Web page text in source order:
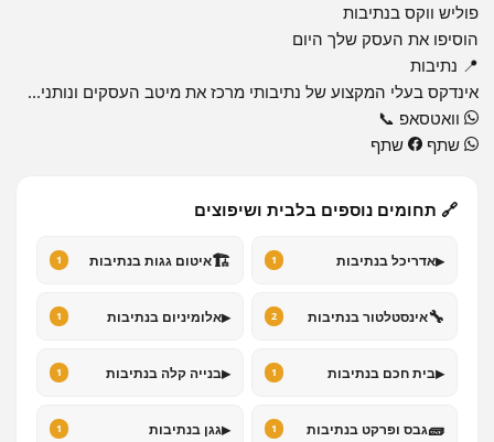
פוליש ווקס בנתיבות
הוסיפו את העסק שלך היום
📍 נתיבות
אינדקס בעלי המקצוע של נתיבותי מרכז את מיטב העסקים ונותני...
וואטסאפ 📞
שתף
שתף
🔗 תחומים נוספים בלבית ושיפוצים
▸אדריכל בנתיבות 1
🏗️איטום גגות בנתיבות 1
🔧אינסטלטור בנתיבות 2
▸אלומיניום בנתיבות 1
▸בית חכם בנתיבות 1
▸בנייה קלה בנתיבות 1
🧱גבס ופרקט בנתיבות 1
▸גגן בנתיבות 1